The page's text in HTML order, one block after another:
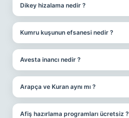
Dikey hizalama nedir ?
Kumru kuşunun efsanesi nedir ?
Avesta inancı nedir ?
Arapça ve Kuran aynı mı ?
Afiş hazırlama programları ücretsiz ?